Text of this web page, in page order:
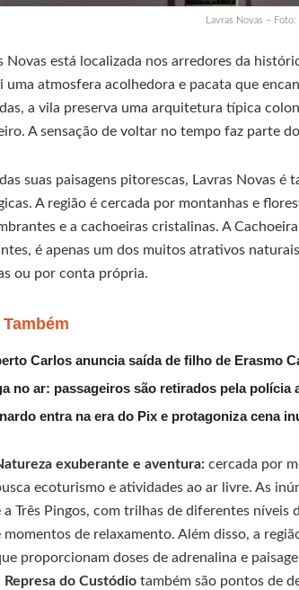
Lavras Novas –
Novas está localizada nos arredores da
uma atmosfera acolhedora e pacata que
a vila preserva uma arquitetura típica
A sensação de voltar no tempo faz parte
suas paisagens pitorescas, Lavras Novas
A região é cercada por montanhas e
e a cachoeiras cristalinas. A
é apenas um dos muitos atrativos
ou por conta própria.
Carlos anuncia saída de filho de Erasmo
no ar: passageiros são retirados pela polícia
entra na era do Pix e protagoniza cena
exuberante e aventura: cercada por
ecoturismo e atividades ao ar livre. As
a Três Pingos, com trilhas de diferentes
momentos de relaxamento. Além disso, a
proporcionam doses de adrenalina e
Represa do Custódio também são pontos de